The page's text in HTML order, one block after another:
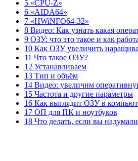
5 «CPU-Z»
6 «AIDA64»
7 «HWiNFO64-32»
8 Видео: Как узнать какая
9 ОЗУ: что это такое и как
10 Как ОЗУ увеличить
11 Что такое ОЗУ?
12 Устанавливаем
13 Тип и объём
14 Видео: увеличим
15 Частота и другие параметры
16 Как выглядит ОЗУ в
17 ОП для ПК и ноутбуков
18 Что делать, если вы